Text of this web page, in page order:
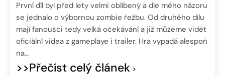
První díl byl před lety velmi oblíbený a dle mého názoru
se jednalo o výbornou zombie řežbu. Od druhého dílu
mají fanoušci tedy velká očekávání a již můžeme vidět
oficiální videa z gameplaye i trailer. Hra vypadá alespoň
na…
>>Přečíst celý článek